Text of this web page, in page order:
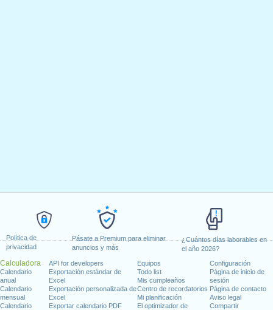
Política de
privacidad
Pásate a Premium para eliminar
anuncios y más
¿Cuántos días laborables en
el año 2026?
Calculadora
Calendario
anual
Calendario
mensual
Calendario
API for developers
Exportación estándar de
Excel
Exportación personalizada de
Excel
Exportar calendario PDF
Equipos
Todo list
Mis cumpleaños
Centro de recordatorios
Mi planificación
El optimizador de
Configuración
Página de inicio de
sesión
Página de contacto
Aviso legal
Compartir